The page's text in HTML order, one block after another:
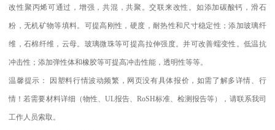
改性聚丙烯可通过，增强，共混，共聚。交联来改性。如添加碳酸钙，滑石
粉，无机矿物等填料。可提高刚性，硬度，耐热性和尺寸稳定性；添加玻璃纤
维，石棉纤维，云母。玻璃微珠等可提高拉伸强度。并可改善蠕变性。低温抗
冲击性；添加弹性体和橡胶等可提高冲击性能，透明性等等。
温馨提示： 因塑料行情波动频繁，网页没有具体报价，如需了解多详情、行
情！若需要材料详细（物性、 UL报告、RoSH标准、检测报告等），请联系我司
工作人员索取。